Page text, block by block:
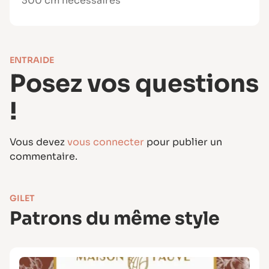
livret explicatif)
confirmer)
ENTRAIDE
Posez vos questions
!
Vous devezvous connecter pour publier un
commentaire.
GILET
Patrons du même style